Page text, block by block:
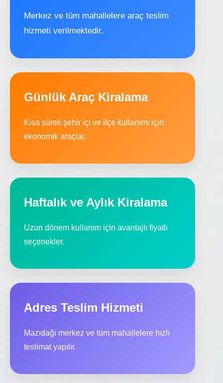
Merkez ve tüm mahallelere araç teslim
hizmeti verilmektedir.
Günlük Araç Kiralama
Kısa süreli şehir içi ve ilçe kullanımı için
ekonomik araçlar.
Haftalık ve Aylık Kiralama
Uzun dönem kullanım için avantajlı fiyatlı
seçenekler.
Adres Teslim Hizmeti
Mazıdağı merkez ve tüm mahallelere hızlı
teslimat yapılır.